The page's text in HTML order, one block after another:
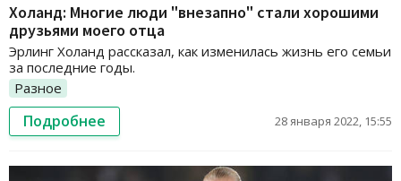
Холанд: Многие люди "внезапно" стали хорошими
друзьями моего отца
Эрлинг Холанд рассказал, как изменилась жизнь его семьи
за последние годы.
Разное
Подробнее 28 января 2022, 15:55